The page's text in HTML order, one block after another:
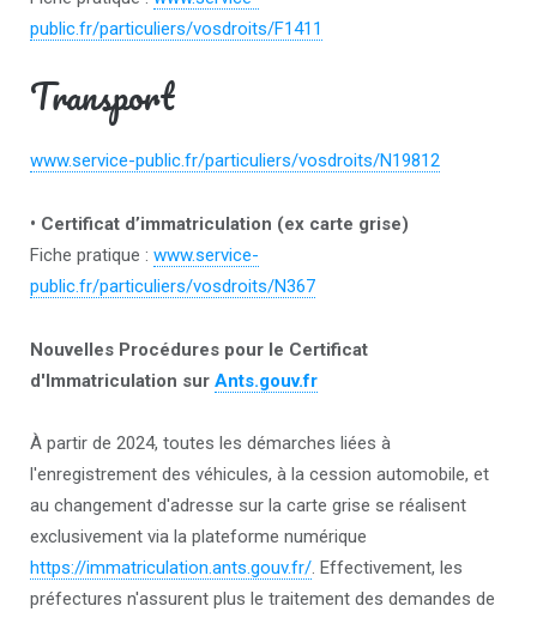
public.fr/particuliers/vosdroits/F1411
Transport
www.service-public.fr/particuliers/vosdroits/N19812
• Certificat d’immatriculation (ex carte grise)
Fiche pratique : www.service-
public.fr/particuliers/vosdroits/N367
Nouvelles Procédures pour le Certificat
d'Immatriculation sur Ants.gouv.fr
À partir de 2024, toutes les démarches liées à
l'enregistrement des véhicules, à la cession automobile, et
au changement d'adresse sur la carte grise se réalisent
exclusivement via la plateforme numérique
https://immatriculation.ants.gouv.fr/. Effectivement, les
préfectures n'assurent plus le traitement des demandes de